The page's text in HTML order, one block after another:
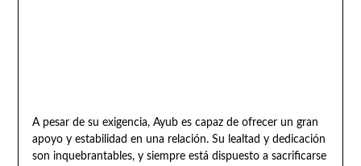
A pesar de su exigencia, Ayub es capaz de ofrecer un gran
apoyo y estabilidad en una relación. Su lealtad y dedicación
son inquebrantables, y siempre está dispuesto a sacrificarse